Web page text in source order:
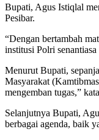
Bupati, Agus Istiqlal
Pesibar.
“Dengan bertambah
institusi Polri
Menurut Bupati,
Masyarakat
mengemban tugas,”
Selanjutnya Bupati,
berbagai agenda, baik